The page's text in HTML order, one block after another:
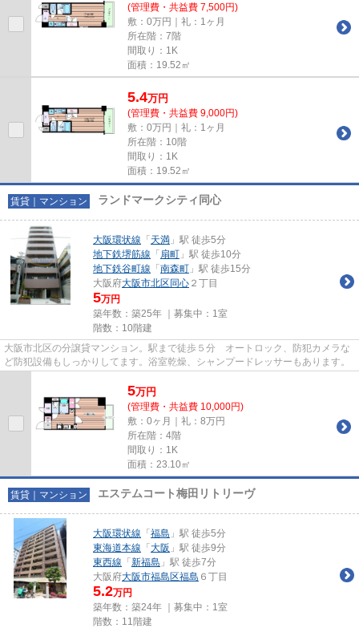
(管理費・共益費 7,500円)
敷：0万円｜礼：1ヶ月
所在階：7階
間取り：1K
面積：19.52㎡
5.4万円
(管理費・共益費 9,000円)
敷：0万円｜礼：1ヶ月
所在階：10階
間取り：1K
面積：19.52㎡
賃貸｜マンション ランドマークシティ同心
大阪環状線 「 天満 」駅 徒歩5分
地下鉄堺筋線 「 扇町 」駅 徒歩10分
地下鉄谷町線 「 南森町 」駅 徒歩15分
大阪府大阪市北区 同心 ２丁目
5万円
築年数：築25年 ｜募集中： 1室
階数：10階建
大阪市北区の分譲貸マンション。駅まで徒歩５分 オートロック、防犯カメラな
ど防犯設備もしっかりしてます。浴室乾燥、シャンプードレッサーもあります。
5万円
(管理費・共益費 10,000円)
敷：0ヶ月｜礼：8万円
所在階：4階
間取り：1K
面積：23.10㎡
賃貸｜マンション エステムコート梅田リトリーヴ
大阪環状線 「 福島 」駅 徒歩5分
東海道本線 「 大阪 」駅 徒歩9分
東西線 「 新福島 」駅 徒歩7分
大阪府大阪市福島区福島 ６丁目
5.2万円
築年数：築24年 ｜募集中： 1室
階数：11階建